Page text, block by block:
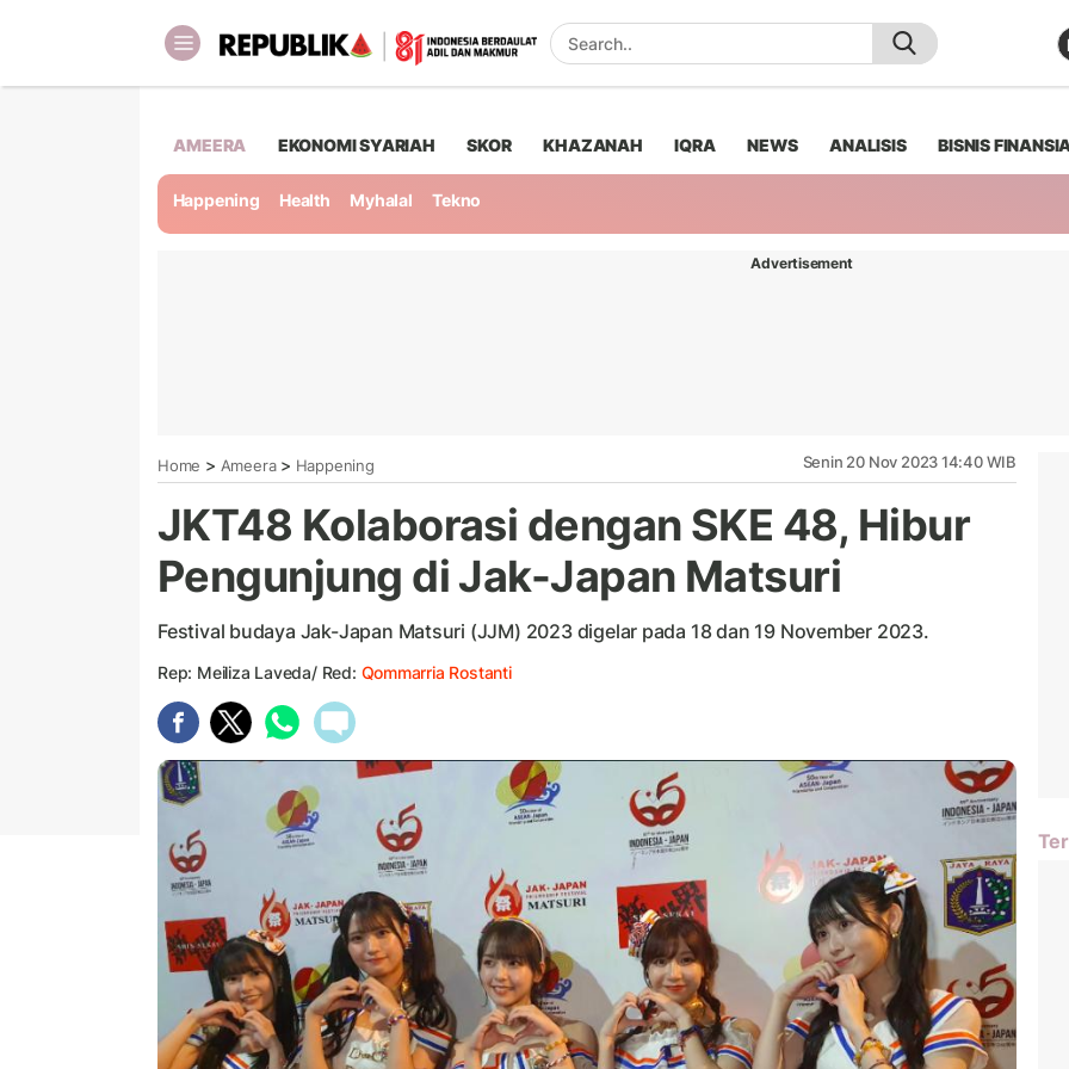
AMEERA EKONOMI SYARIAH SKOR KHAZANAH IQRA NEWS ANALISIS BISNIS
Happening Health Myhalal Tekno
Advertisement
Home > Ameera> Happening Senin 20 Nov 2023 14:40 WIB
JKT48 Kolaborasi dengan SKE 48, Hibur
Pengunjung di Jak-Japan Matsuri
Festival budaya Jak-Japan Matsuri (JJM) 2023 digelar pada 18 dan 19 November 2023.
Rep: Meiliza Laveda/ Red: Qommarria Rostanti